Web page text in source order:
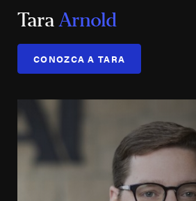
TaraArnold
CONOZCA A TARA